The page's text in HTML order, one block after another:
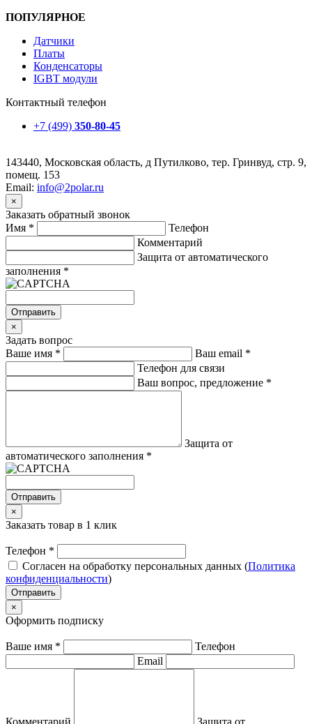
ПОПУЛЯРНОЕ
Датчики
Платы
Конденсаторы
IGBT модули
Контактный телефон
+7 (499) 350-80-45
143440, Московская область, д Путилково, тер. Гринвуд, стр. 9,
помещ. 153
Email: info@2polar.ru
×
Заказать обратный звонок
Имя *
Телефон
Комментарий
Защита от автоматического
заполнения *
Отправить
×
Задать вопрос
Ваше имя * Ваш email *
Телефон для связи
Ваш вопрос, предложение *
Защита от
автоматического заполнения *
Отправить
×
Заказать товар в 1 клик
Телефон *
Согласен на обработку персональных данных (Политика
конфиденциальности)
Отправить
×
Оформить подписку
Ваше имя *
Телефон
Email
Комментарий Защита от